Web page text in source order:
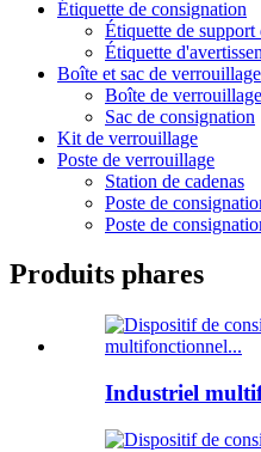
Étiquette de consignation
Étiquette de support
Étiquette
Boîte et sac de verrouillage
Boîte de verrouillage
Sac de consignation
Kit de verrouillage
Poste de verrouillage
Station de cadenas
Poste de
Poste de
Produits phares
Industriel